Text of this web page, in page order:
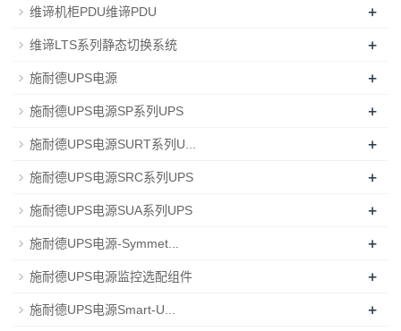
维谛机柜PDU维谛PDU +
维谛LTS系列静态切换系统 +
施耐德UPS电源 +
施耐德UPS电源SP系列UPS +
施耐德UPS电源SURT系列U... +
施耐德UPS电源SRC系列UPS +
施耐德UPS电源SUA系列UPS +
施耐德UPS电源-Symmet... +
施耐德UPS电源监控选配组件 +
施耐德UPS电源Smart-U... +